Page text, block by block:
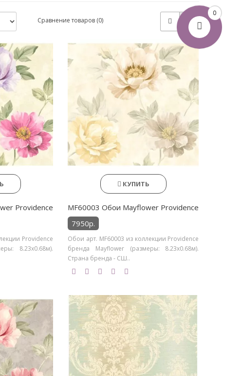
0
Сравнение товаров (0)
Providence
Providence
8.23х0.68м).
КУПИТЬ
MF60003 Обои Mayflower Providence
7950р.
Обои арт. MF60003 из коллекции Providence
бренда Mayflower (размеры: 8.23х0.68м).
Страна бренда - СШ..